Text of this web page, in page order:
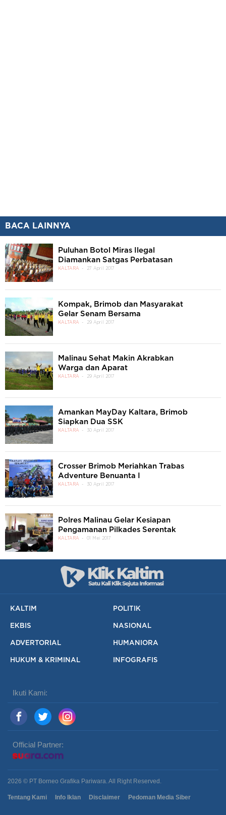
BACA LAINNYA
Puluhan Botol Miras Ilegal
Diamankan Satgas Perbatasan
KALTARA 27 April 2017
Kompak, Brimob dan Masyarakat
Gelar Senam Bersama
KALTARA 29 April 2017
Malinau Sehat Makin Akrabkan
Warga dan Aparat
KALTARA 29 April 2017
Amankan MayDay Kaltara, Brimob
Siapkan Dua SSK
KALTARA 30 April 2017
Crosser Brimob Meriahkan Trabas
Adventure Benuanta I
KALTARA 30 April 2017
Polres Malinau Gelar Kesiapan
Pengamanan Pilkades Serentak
KALTARA 01 Mei 2017
KALTIM POLITIK
EKBIS NASIONAL
ADVERTORIAL HUMANIORA
HUKUM & KRIMINAL INFOGRAFIS
Ikuti Kami:
Official Partner:
2026 © PT Borneo Grafika Pariwara. All Right Reserved.
Tentang Kami Info Iklan Disclaimer Pedoman Media Siber